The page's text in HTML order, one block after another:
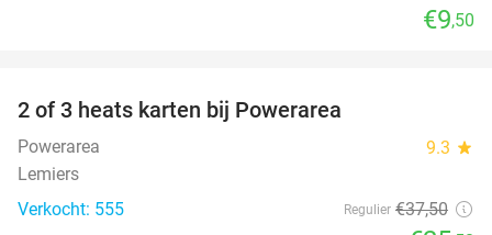
€9,50
2 of 3 heats karten bij Powerarea
Powerarea 9.3 star
Lemiers
Verkocht: 555
Regulier €37,50